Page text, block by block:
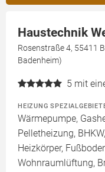
Haustechnik
Rosenstraße 4, 55411
Badenheim)
5 mit
HEIZUNG
Wärmepumpe,
Pelletheizung,
Heizkörper,
Wohnraumlüftung,